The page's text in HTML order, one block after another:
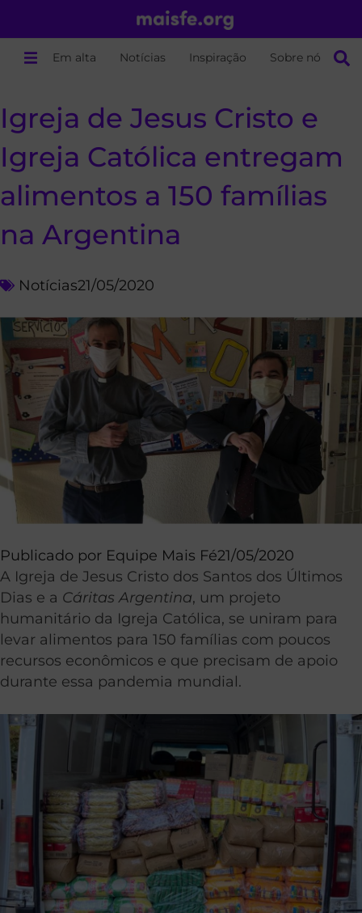
Em alta Notícias Inspiração Sobre nós
Igreja de Jesus Cristo e
Igreja Católica entregam
alimentos a 150 famílias
na Argentina
Notícias21/05/2020
Publicado por Equipe Mais Fé21/05/2020
A Igreja de Jesus Cristo dos Santos dos Últimos
Dias e a Cáritas Argentina, um projeto
humanitário da Igreja Católica, se uniram para
levar alimentos para 150 famílias com poucos
recursos econômicos e que precisam de apoio
durante essa pandemia mundial.